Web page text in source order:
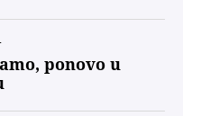
ponovo u